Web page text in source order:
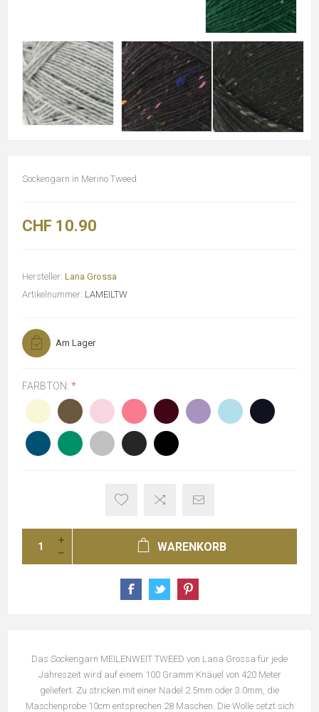
Sockengarn in Merino Tweed
CHF 10.90
Hersteller: Lana Grossa
Artikelnummer: LAMEILTW
Am Lager
FARBTON: *
WARENKORB
Das Sockengarn MEILENWEIT TWEED von Lana Grossa für jede
Jahreszeit wird auf einem 100 Gramm Knäuel von 420 Meter
geliefert. Zu stricken mit einer Nadel 2.5mm oder 3.0mm, die
Maschenprobe 10cm entsprechen 28 Maschen. Die Wolle setzt sich